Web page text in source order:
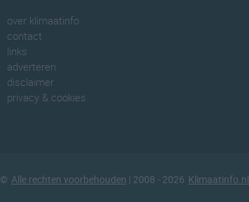
over klimaatinfo
contact
links
adverteren
disclaimer
privacy & cookies
© Alle rechten voorbehouden | 2008 - 2026 Klimaatinfo.nl